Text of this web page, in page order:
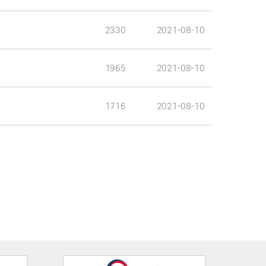
2330 2021-08-10
1965 2021-08-10
1716 2021-08-10